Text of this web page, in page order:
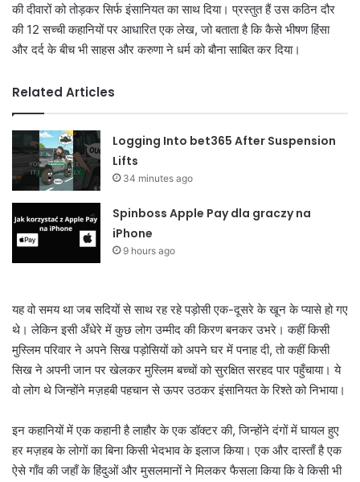
की दीवारों को तोड़कर सिर्फ इंसानियत का साथ दिया। प्रस्तुत हैं उस कठिन दौर
की 12 सच्ची कहानियों पर आधारित एक लेख, जो बताता है कि कैसे भीषण हिंसा
और दर्द के बीच भी साहस और करुणा ने धर्म को बौना साबित कर दिया।
Related Articles
Logging Into bet365 After Suspension
Lifts
34 minutes ago
Spinboss Apple Pay dla graczy na
iPhone
9 hours ago
यह वो समय था जब सदियों से साथ रह रहे पड़ोसी एक-दूसरे के खून के प्यासे हो गए
थे। लेकिन इसी अँधेरे में कुछ लोग उम्मीद की किरण बनकर उभरे। कहीं किसी
मुस्लिम परिवार ने अपने सिख पड़ोसियों को अपने घर में पनाह दी, तो कहीं किसी
सिख ने अपनी जान पर खेलकर मुस्लिम बच्चों को सुरक्षित सरहद पार पहुँचाया। ये
वो लोग थे जिन्होंने मज़हबी पहचान से ऊपर उठकर इंसानियत के रिश्ते को निभाया।
इन कहानियों में एक कहानी है लाहौर के एक डॉक्टर की, जिन्होंने दंगों में घायल हुए
हर मज़हब के लोगों का बिना किसी भेदभाव के इलाज किया। एक और दास्ताँ है एक
ऐसे गाँव की जहाँ के हिंदुओं और मुसलमानों ने मिलकर फैसला किया कि वे किसी भी